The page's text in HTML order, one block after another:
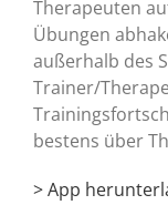
Therapeuten
Übungen
außerhalb des
Trainer/
bestens über
> App